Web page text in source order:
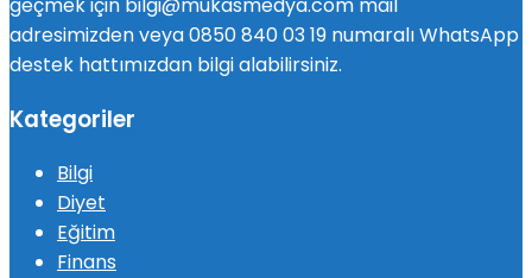
adresimizden veya 0850 840 03 19 numaralı WhatsApp
destek hattımızdan bilgi alabilirsiniz.
Kategoriler
Bilgi
Diyet
Eğitim
Finans